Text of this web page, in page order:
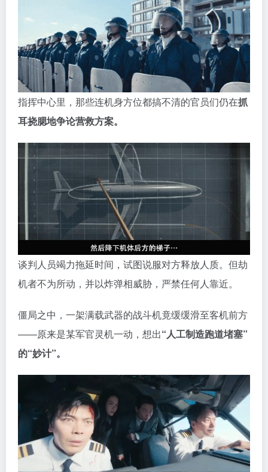
指挥中心里，那些连机身方位都搞不清的官员们仍在抓
耳挠腮地争论营救方案。
谈判人员竭力拖延时间，试图说服对方释放人质。但劫
机者不为所动，并以炸弹相威胁，严禁任何人靠近。
僵局之中，一架满载武器的战斗机竟缓缓滑至客机前方
——原来是某军官灵机一动，想出“人工制造跑道堵塞”
的“妙计”。